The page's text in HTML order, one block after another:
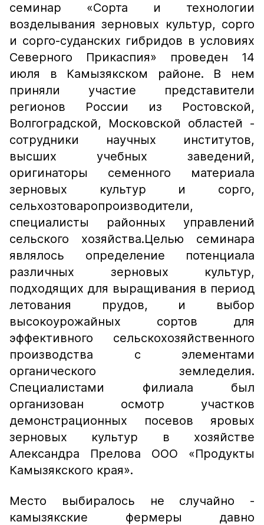
семинар «Сорта и технологии
возделывания зерновых культур, сорго
и сорго-суданских гибридов в условиях
Северного Прикаспия» проведен 14
июля в Камызякском районе. В нем
приняли участие представители
регионов России из Ростовской,
Волгоградской, Московской областей -
сотрудники научных институтов,
высших учебных заведений,
оригинаторы семенного материала
зерновых культур и сорго,
сельхозтоваропроизводители,
специалисты районных управлений
сельского хозяйства.Целью семинара
являлось определение потенциала
различных зерновых культур,
подходящих для выращивания в период
летования прудов, и выбор
высокоурожайных сортов для
эффективного сельскохозяйственного
производства с элементами
органического земледелия.
Специалистами филиала был
организован осмотр участков
демонстрационных посевов яровых
зерновых культур в хозяйстве
Александра Прелова ООО «Продукты
Камызякского края».
Место выбиралось не случайно -
камызякские фермеры давно